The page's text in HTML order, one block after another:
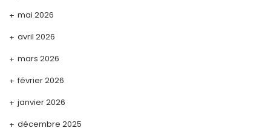
mai 2026
avril 2026
mars 2026
février 2026
janvier 2026
décembre 2025